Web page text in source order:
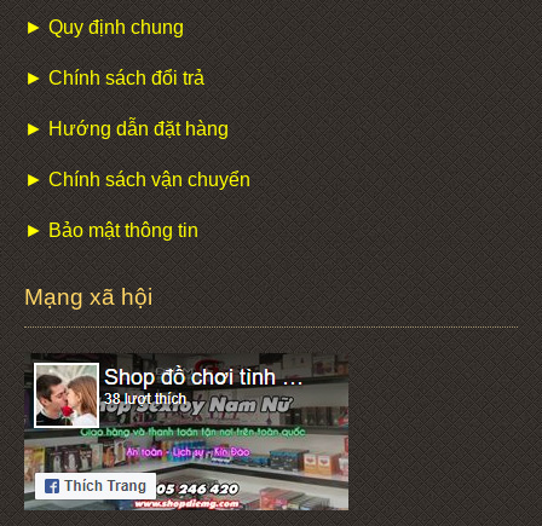
► Quy định chung
► Chính sách đổi trả
► Hướng dẫn đặt hàng
► Chính sách vận chuyển
► Bảo mật thông tin
Mạng xã hội